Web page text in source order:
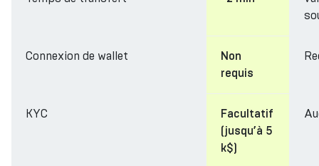
Connexion de wallet
Non
requis
KYC
Facultatif
(jusqu’à 5
k$)